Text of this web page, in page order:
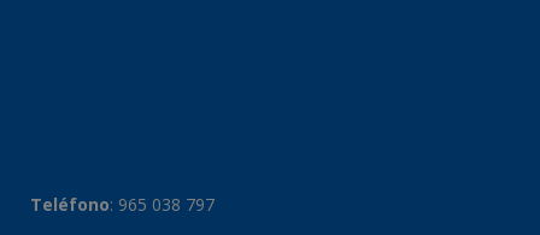
Teléfono: 965 038 797